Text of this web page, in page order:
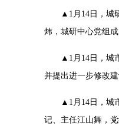
▲1月14日，城
炜，城研中心党组
▲1月14日，城
并提出进一步修改
▲1月14日，城
记、主任江山舞，